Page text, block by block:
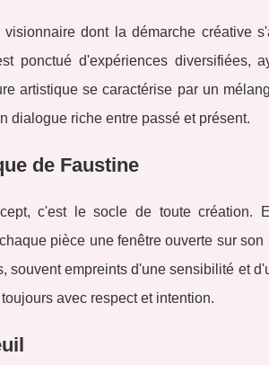
dont la démarche créative
ponctué d'expériences diversifiées,
artistique se caractérise par un
dialogue riche entre passé et présent.
de Faustine
c'est le socle de toute création.
pièce une fenêtre ouverte sur son
souvent empreints d'une sensibilité et
avec respect et intention.